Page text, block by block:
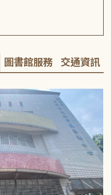
圖書館服務 交通資訊